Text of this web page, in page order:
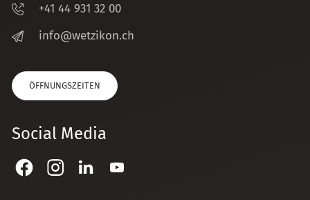
+41 44 931 32 00
nf
w tz k n ch
ÖFFNUNGSZEITEN
Social Media